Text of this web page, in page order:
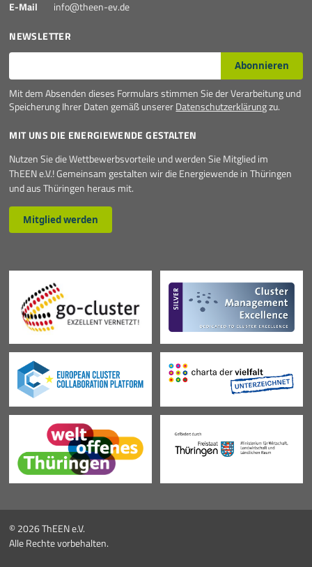
E-Mail
info@theen-ev.de
NEWSLETTER
E-Mail* Abonnieren
Mit dem Absenden dieses Formulars stimmen Sie der Verarbeitung und
Speicherung Ihrer Daten gemäß unsererDatenschutzerklärungzu.
MIT UNS DIE ENERGIEWENDE GESTALTEN
Nutzen Sie die Wettbewerbsvorteile und werden Sie Mitglied im
ThEEN e.V.! Gemeinsam gestalten wir die Energiewende in Thüringen
und aus Thüringen heraus mit.
Mitglied werden
© 2026 ThEEN e.V.
Alle Rechte vorbehalten.